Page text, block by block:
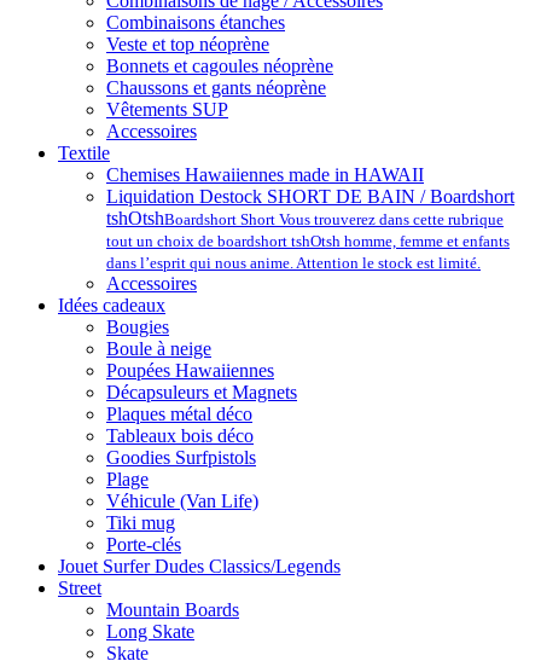
Combinaisons étanches
Veste et top néoprène
Bonnets et cagoules néoprène
Chaussons et gants néoprène
Vêtements SUP
Accessoires
Textile
Chemises Hawaiiennes made in HAWAII
Liquidation Destock SHORT DE BAIN / Boardshort
tshOtshBoardshort Short Vous trouverez dans cette rubrique
tout un choix de boardshort tshOtsh homme, femme et enfants
dans l’esprit qui nous anime. Attention le stock est limité.
Accessoires
Idées cadeaux
Bougies
Boule à neige
Poupées Hawaiiennes
Décapsuleurs et Magnets
Plaques métal déco
Tableaux bois déco
Goodies Surfpistols
Plage
Véhicule (Van Life)
Tiki mug
Porte-clés
Jouet Surfer Dudes Classics/Legends
Street
Mountain Boards
Long Skate
Skate